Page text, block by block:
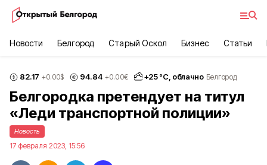
Новости Белгород Старый Оскол Бизнес Статьи
82.17 +0.00$ 94.84 +0.00€ +25°С, облачно Белгород
Белгородка претендует на титул
«Леди транспортной полиции»
Новость
17 февраля 2023, 15:56